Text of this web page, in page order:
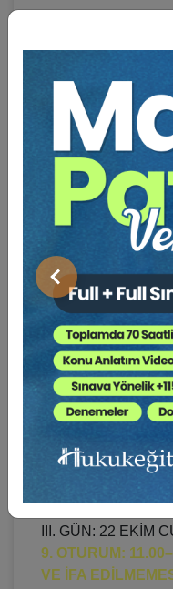
Önceki
Düşünceler
17.00–17.30:
Cevap)
17.30–17.45: Mola
8. OTURUM:
Oturum Başkanı:
Prof. Dr. Sezer
Hisselerinin
Bakımından
Prof. Dr. Murat
Temlik Edip
18.45–19.15:
III. GÜN: 22 EKİM
9. OTURUM:
VE İFA